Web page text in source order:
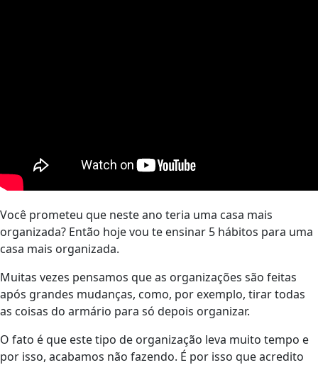
Você prometeu que neste ano teria uma casa mais
organizada? Então hoje vou te ensinar 5 hábitos para uma
casa mais organizada.
Muitas vezes pensamos que as organizações são feitas
após grandes mudanças, como, por exemplo, tirar todas
as coisas do armário para só depois organizar.
O fato é que este tipo de organização leva muito tempo e
por isso, acabamos não fazendo. É por isso que acredito